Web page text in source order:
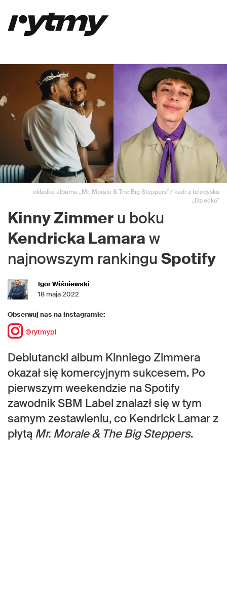
okładka albumu „Mr. Morale & The Big Steppers" / kadr z teledysku
„Dziecko"
Kinny Zimmer u boku
Kendricka Lamara w
najnowszym rankingu Spotify
Igor Wiśniewski
18 maja 2022
Obserwuj nas na instagramie:
@rytmypl
Debiutancki album Kinniego Zimmera
okazał się komercyjnym sukcesem. Po
pierwszym weekendzie na Spotify
zawodnik SBM Label znalazł się w tym
samym zestawieniu, co Kendrick Lamar z
płytą Mr. Morale & The Big Steppers.